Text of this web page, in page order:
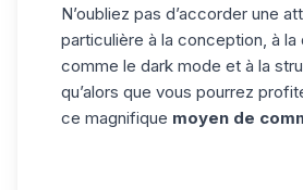
N’oubliez pas d’accorder une
particulière à la conception, à la
comme le dark mode et à la
qu’alors que vous pourrez
ce magnifique moyen de